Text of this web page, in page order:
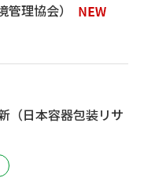
理協会）
（日本容器包装リサ